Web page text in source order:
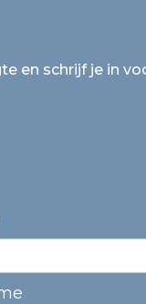
en schrijf je in